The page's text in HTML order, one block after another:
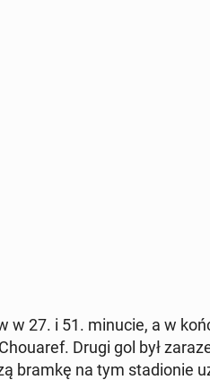
w 27. i 51. minucie, a w
Drugi gol był
bramkę na tym sta­dion­ie